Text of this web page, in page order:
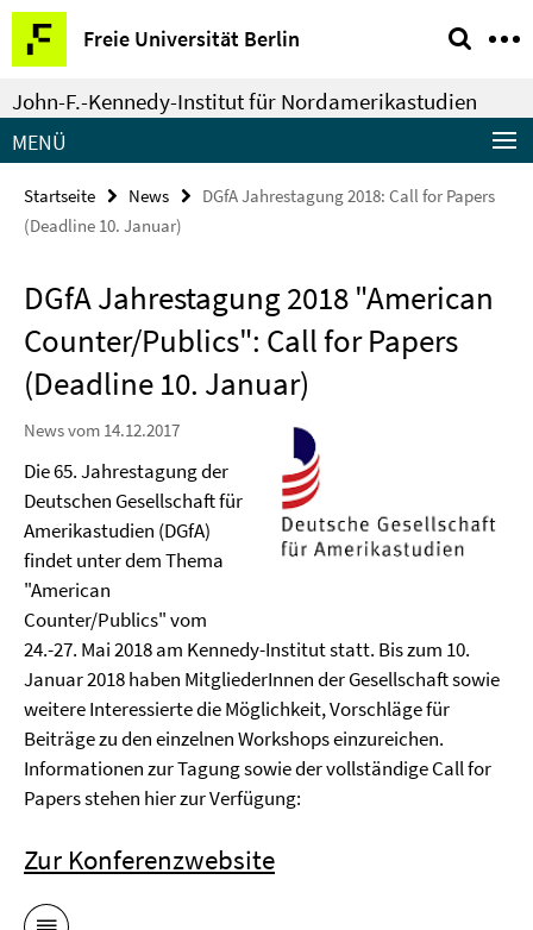
Springe
direkt
zu
Inhalt
Freie Universität Berlin
Service-
Navigation
John-F.-Kennedy-Institut für Nordamerikastudien
MENÜ
Startseite News
DGfA Jahrestagung 2018: Call for Papers
(Deadline 10. Januar)
DGfA Jahrestagung 2018 "American
Counter/Publics": Call for Papers
(Deadline 10. Januar)
News vom 14.12.2017
Die 65. Jahrestagung der
Deutschen Gesellschaft für
Amerikastudien (DGfA)
findet unter dem Thema
"American
Counter/Publics" vom
24.-27. Mai 2018 am Kennedy-Institut statt. Bis zum 10.
Januar 2018 haben MitgliederInnen der Gesellschaft sowie
weitere Interessierte die Möglichkeit, Vorschläge für
Beiträge zu den einzelnen Workshops einzureichen.
Informationen zur Tagung sowie der vollständige Call for
Papers stehen hier zur Verfügung:
Zur Konferenzwebsite